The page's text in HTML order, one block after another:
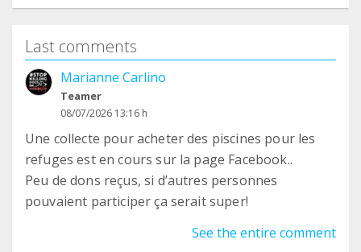
Last comments
Marianne Carlino
Teamer
08/07/2026 13:16 h
Une collecte pour acheter des piscines pour les
refuges est en cours sur la page Facebook..
Peu de dons reçus, si d’autres personnes
pouvaient participer ça serait super!
See the entire comment